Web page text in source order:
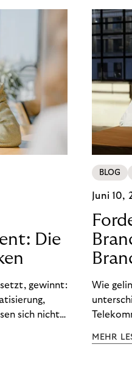
Die
gewinnt:
sich nicht
BLOG
Juni 10,
Wie
wirksam
MEHR